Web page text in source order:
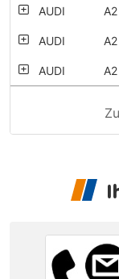
AUDI
AUDI
AUDI